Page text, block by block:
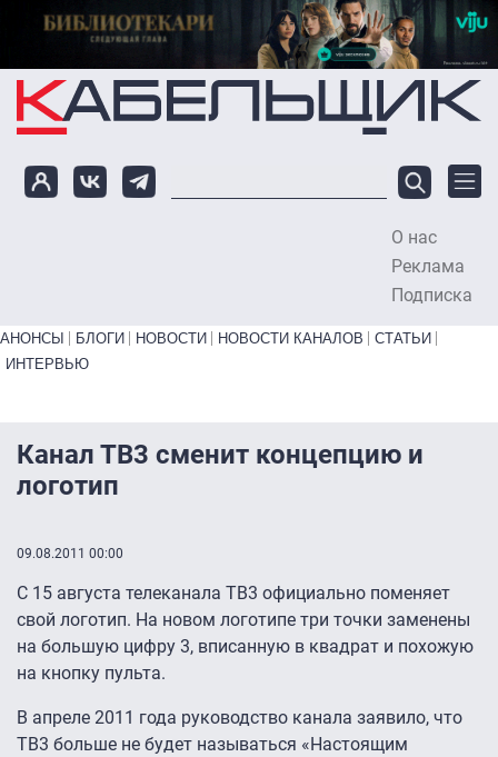
Перейти к основному содержанию
О нас
Реклама
Подписка
Primary links bottom
АНОНСЫ БЛОГИ НОВОСТИ НОВОСТИ КАНАЛОВ
СТАТЬИ
ИНТЕРВЬЮ
Канал ТВ3 сменит концепцию и
логотип
09.08.2011 00:00
С 15 августа телеканала ТВ3 официально поменяет
свой логотип. На новом логотипе три точки заменены
на большую цифру 3, вписанную в квадрат и похожую
на кнопку пульта.
В апреле 2011 года руководство канала заявило, что
ТВ3 больше не будет называться «Настоящим